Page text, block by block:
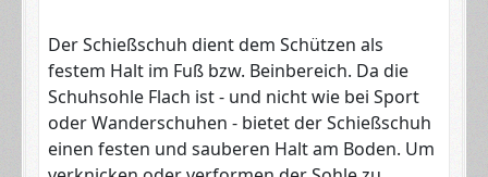
Der Schießschuh dient dem Schützen als
festem Halt im Fuß bzw. Beinbereich. Da die
Schuhsohle Flach ist - und nicht wie bei Sport
oder Wanderschuhen - bietet der Schießschuh
einen festen und sauberen Halt am Boden. Um